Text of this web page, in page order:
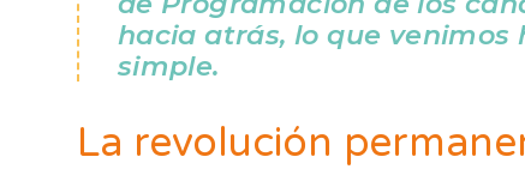
hacia atrás, lo que venimos
simple.
La revolución